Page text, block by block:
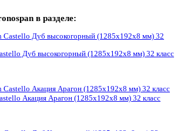
в разделе:
Дуб высокогорный (1285x192x8 мм) 32 класс
Акация Арагон (1285x192x8 мм) 32 класс